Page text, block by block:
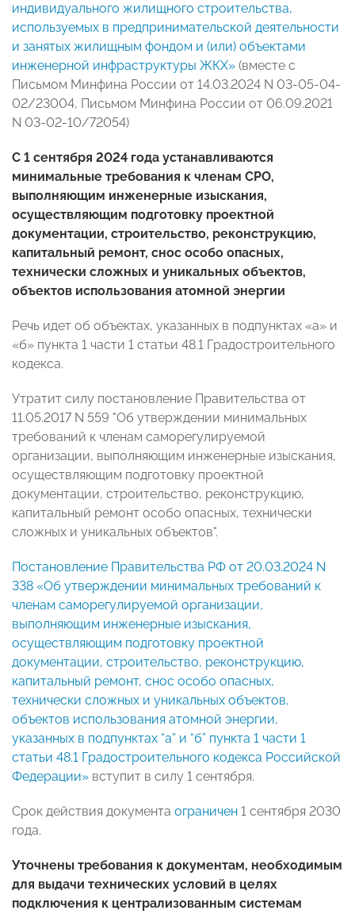
индивидуального жилищного строительства,
используемых в предпринимательской деятельности
и занятых жилищным фондом и (или) объектами
инженерной инфраструктуры ЖКХ» (вместе с
Письмом Минфина России от 14.03.2024 N 03-05-04-
02/23004, Письмом Минфина России от 06.09.2021
N 03-02-10/72054)
С 1 сентября 2024 года устанавливаются
минимальные требования к членам СРО,
выполняющим инженерные изыскания,
осуществляющим подготовку проектной
документации, строительство, реконструкцию,
капитальный ремонт, снос особо опасных,
технически сложных и уникальных объектов,
объектов использования атомной энергии
Речь идет об объектах, указанных в подпунктах «а» и
«б» пункта 1 части 1 статьи 48.1 Градостроительного
кодекса.
Утратит силу постановление Правительства от
11.05.2017 N 559 "Об утверждении минимальных
требований к членам саморегулируемой
организации, выполняющим инженерные изыскания,
осуществляющим подготовку проектной
документации, строительство, реконструкцию,
капитальный ремонт особо опасных, технически
сложных и уникальных объектов".
Постановление Правительства РФ от 20.03.2024 N
338 «Об утверждении минимальных требований к
членам саморегулируемой организации,
выполняющим инженерные изыскания,
осуществляющим подготовку проектной
документации, строительство, реконструкцию,
капитальный ремонт, снос особо опасных,
технически сложных и уникальных объектов,
объектов использования атомной энергии,
указанных в подпунктах “а” и “б” пункта 1 части 1
статьи 48.1 Градостроительного кодекса Российской
Федерации» вступит в силу 1 сентября.
Срок действия документа ограничен 1 сентября 2030
года.
Уточнены требования к документам, необходимым
для выдачи технических условий в целях
подключения к централизованным системам